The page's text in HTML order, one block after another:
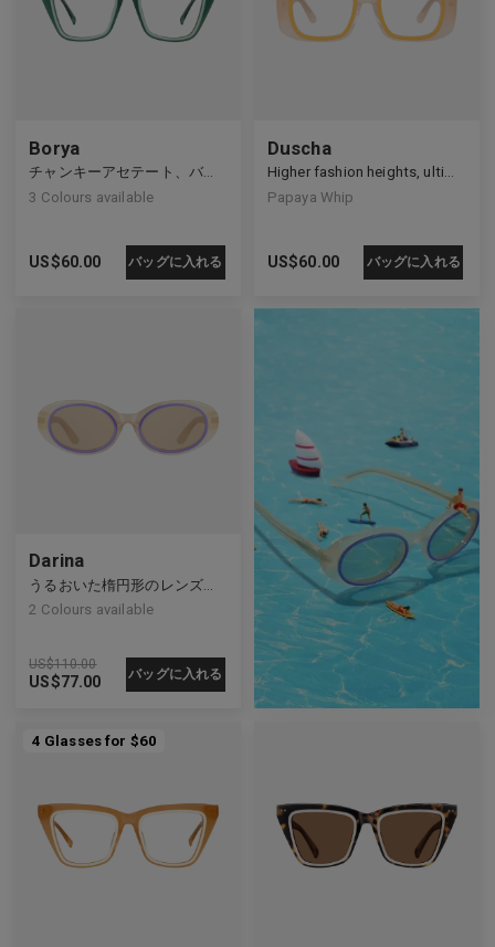
Borya
チャンキーアセテート、バタフライシェイプ
3 Colours available
US$60.00 バッグに入れる
Duscha
Higher fashion heights, ultimate accessory
Papaya Whip
US$60.00 バッグに入れる
Darina
うるおいた楕円形のレンズ、晴れた日のアクセサリー
2 Colours available
US$110.00
US$77.00 バッグに入れる
4 Glasses for $60